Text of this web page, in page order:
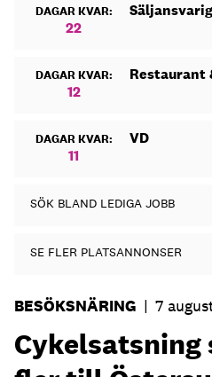
DAGAR KVAR:
22
Säljansvarig
DAGAR KVAR:
12
Restaurant
DAGAR KVAR:
11
VD
SÖK BLAND LEDIGA JOBB
SE FLER PLATSANNONSER
BESÖKSNÄRING | 7
Cykelsatsning